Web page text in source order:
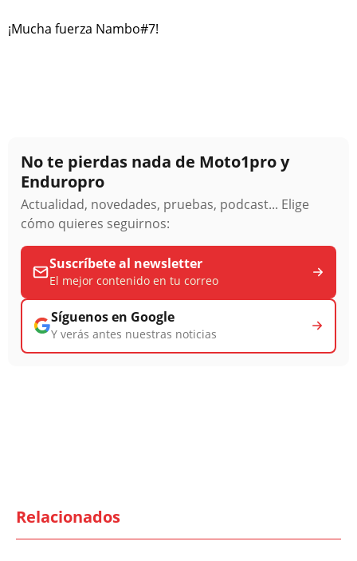
¡Mucha fuerza Nambo#7!
No te pierdas nada de Moto1pro y
Enduropro
Actualidad, novedades, pruebas, podcast... Elige
cómo quieres seguirnos:
Suscríbete al newsletter
El mejor contenido en tu correo
Síguenos en Google
Y verás antes nuestras noticias
Relacionados